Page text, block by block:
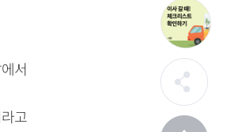
서
고